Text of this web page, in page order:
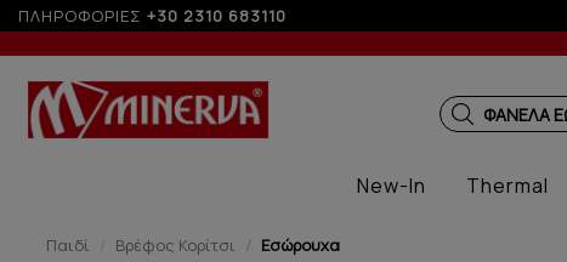
ΠΛΗΡΟΦΟΡΙΕΣ +30 2310 683110
άτοκες δόσεις με πιστωτική άνω των 100€
ΠΑΙΔΙΚΑ
New-In Thermal
Παιδί Βρέφος Κορίτσι Εσώρουχα